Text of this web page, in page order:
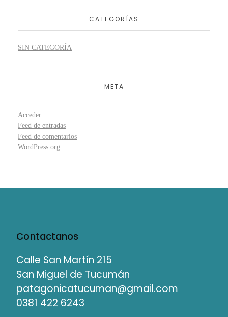
CATEGORÍAS
SIN CATEGORÍA
META
Acceder
Feed de entradas
Feed de comentarios
WordPress.org
Contactanos
Calle San Martín 215
San Miguel de Tucumán
patagonicatucuman@gmail.com
0381 422 6243